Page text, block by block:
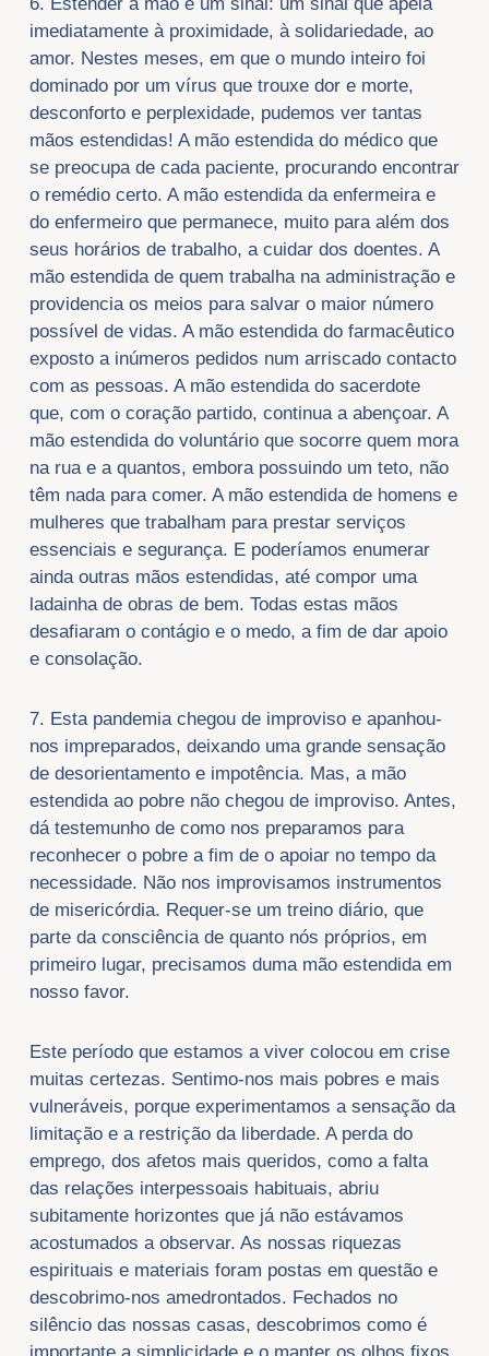
6. Estender a mão é um sinal: um sinal que apela
imediatamente à proximidade, à solidariedade, ao
amor. Nestes meses, em que o mundo inteiro foi
dominado por um vírus que trouxe dor e morte,
desconforto e perplexidade, pudemos ver tantas
mãos estendidas! A mão estendida do médico que
se preocupa de cada paciente, procurando encontrar
o remédio certo. A mão estendida da enfermeira e
do enfermeiro que permanece, muito para além dos
seus horários de trabalho, a cuidar dos doentes. A
mão estendida de quem trabalha na administração e
providencia os meios para salvar o maior número
possível de vidas. A mão estendida do farmacêutico
exposto a inúmeros pedidos num arriscado contacto
com as pessoas. A mão estendida do sacerdote
que, com o coração partido, continua a abençoar. A
mão estendida do voluntário que socorre quem mora
na rua e a quantos, embora possuindo um teto, não
têm nada para comer. A mão estendida de homens e
mulheres que trabalham para prestar serviços
essenciais e segurança. E poderíamos enumerar
ainda outras mãos estendidas, até compor uma
ladainha de obras de bem. Todas estas mãos
desafiaram o contágio e o medo, a fim de dar apoio
e consolação.
7. Esta pandemia chegou de improviso e apanhou-
nos impreparados, deixando uma grande sensação
de desorientamento e impotência. Mas, a mão
estendida ao pobre não chegou de improviso. Antes,
dá testemunho de como nos preparamos para
reconhecer o pobre a fim de o apoiar no tempo da
necessidade. Não nos improvisamos instrumentos
de misericórdia. Requer-se um treino diário, que
parte da consciência de quanto nós próprios, em
primeiro lugar, precisamos duma mão estendida em
nosso favor.
Este período que estamos a viver colocou em crise
muitas certezas. Sentimo-nos mais pobres e mais
vulneráveis, porque experimentamos a sensação da
limitação e a restrição da liberdade. A perda do
emprego, dos afetos mais queridos, como a falta
das relações interpessoais habituais, abriu
subitamente horizontes que já não estávamos
acostumados a observar. As nossas riquezas
espirituais e materiais foram postas em questão e
descobrimo-nos amedrontados. Fechados no
silêncio das nossas casas, descobrimos como é